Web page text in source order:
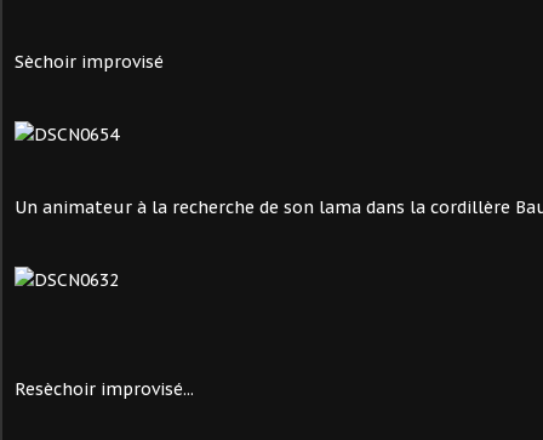
Sèchoir improvisé
Un animateur à la recherche de son lama dans la cordillère
Resèchoir improvisé...